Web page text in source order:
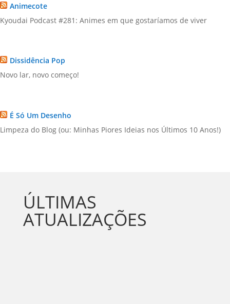
Animecote
Kyoudai Podcast #281: Animes em que gostaríamos de viver
Dissidência Pop
Novo lar, novo começo!
É Só Um Desenho
Limpeza do Blog (ou: Minhas Piores Ideias nos Últimos 10 Anos!)
ÚLTIMAS
ATUALIZAÇÕES